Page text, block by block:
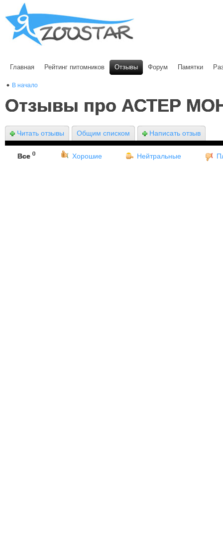
Главная Рейтинг питомников Отзывы Форум Памятки
В начало
Отзывы про АСТЕР
Читать отзывы Общим списком Написать отзыв
Все 0 Хорошие Нейтральные